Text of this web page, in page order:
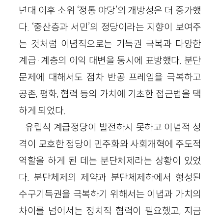
년대 이후 소위 ‘정통 야당’의 개방성은 더 증가했
다. ‘중산층과 서민’의 정당이라는 지향이 보여주
는 것처럼 이념적으로는 기득권 극복과 다양한
계급·계층의 이익 대변을 동시에 표방했다. 분단
문제에 대해서도 점차 반공 프레임을 극복하고
공존, 평화, 협력 등의 가치에 기초한 접근법을 택
하게 되었다.
유럽식 계급정당이 발전하지 못하고 이념적 성
격이 모호한 정당이 민주화와 사회개혁에 주도적
역할을 하게 된 데는 분단체제라는 상황이 있었
다. 분단체제의 제약과 분단체제하에서 형성된
수구기득권을 극복하기 위해서는 이념과 가치의
차이를 넘어서는 정치적 협력이 필요했고, 지금